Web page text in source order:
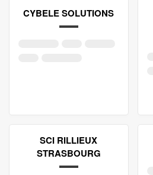
CYBELE SOLUTIONS
SCI RILLIEUX
STRASBOURG